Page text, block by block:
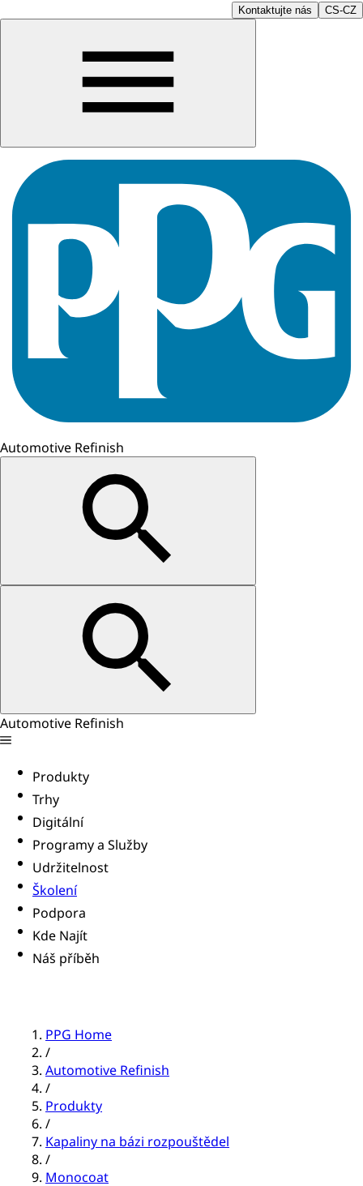
Kontaktujte nás CS-CZ
Automotive Refinish
Automotive Refinish
Produkty
Trhy
Digitální
Programy a Služby
Udržitelnost
Školení
Podpora
Kde Najít
Náš příběh
PPG Home
/
Automotive Refinish
/
Produkty
/
Kapaliny na bázi rozpouštědel
/
Monocoat